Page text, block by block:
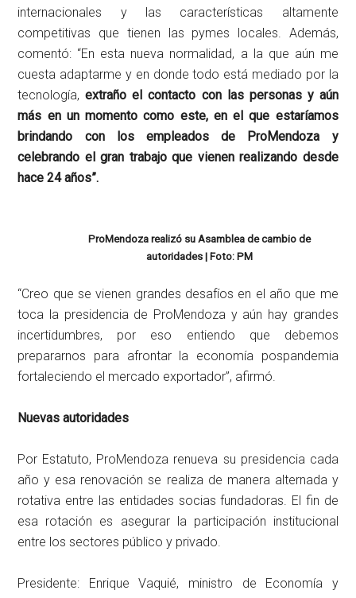
internacionales y las características altamente
competitivas que tienen las pymes locales. Además,
comentó: “En esta nueva normalidad, a la que aún me
cuesta adaptarme y en donde todo está mediado por la
tecnología,extraño el contacto con las personas y aún
más en un momento como este, en el que estaríamos
brindando con los empleados de ProMendoza y
celebrando el gran trabajo que vienen realizando desde
hace 24 años”.
ProMendoza realizó su Asamblea de cambio de
autoridades | Foto: PM
“Creo que se vienen grandes desafíos en el año que me
toca la presidencia de ProMendoza y aún hay grandes
incertidumbres, por eso entiendo que debemos
prepararnos para afrontar la economía pospandemia
fortaleciendo el mercado exportador”, afirmó.
Nuevas autoridades
Por Estatuto, ProMendoza renueva su presidencia cada
año y esa renovación se realiza de manera alternada y
rotativa entre las entidades socias fundadoras. El fin de
esa rotación es asegurar la participación institucional
entre los sectores público y privado.
Presidente: Enrique Vaquié, ministro de Economía y